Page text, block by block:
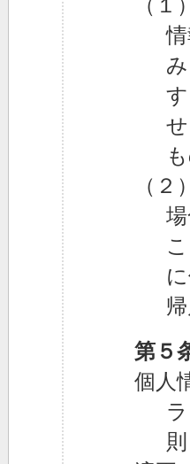
（
（
第５
個人
則